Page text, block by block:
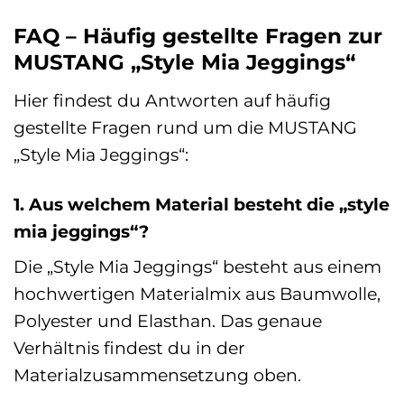
FAQ – Häufig gestellte Fragen zur
MUSTANG „Style Mia Jeggings“
Hier findest du Antworten auf häufig
gestellte Fragen rund um die MUSTANG
„Style Mia Jeggings“:
1. Aus welchem Material besteht die „style
mia jeggings“?
Die „Style Mia Jeggings“ besteht aus einem
hochwertigen Materialmix aus Baumwolle,
Polyester und Elasthan. Das genaue
Verhältnis findest du in der
Materialzusammensetzung oben.